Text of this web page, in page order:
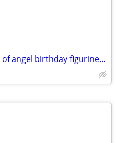
Josef complete set of angel birthday figurines from one to eighteen.